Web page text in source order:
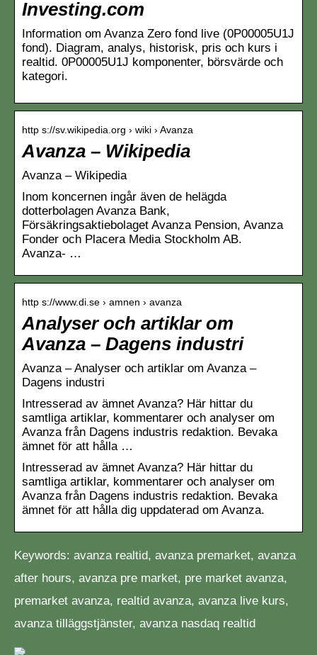
Investing.com
Information om Avanza Zero fond live (0P00005U1J
fond). Diagram, analys, historisk, pris och kurs i
realtid. 0P00005U1J komponenter, börsvärde och
kategori.
http s://sv.wikipedia.org › wiki › Avanza
Avanza – Wikipedia
Avanza – Wikipedia
Inom koncernen ingår även de helägda
dotterbolagen Avanza Bank,
Försäkringsaktiebolaget Avanza Pension, Avanza
Fonder och Placera Media Stockholm AB.
Avanza- …
http s://www.di.se › amnen › avanza
Analyser och artiklar om
Avanza – Dagens industri
Avanza – Analyser och artiklar om Avanza –
Dagens industri
Intresserad av ämnet Avanza? Här hittar du
samtliga artiklar, kommentarer och analyser om
Avanza från Dagens industris redaktion. Bevaka
ämnet för att hålla …
Intresserad av ämnet Avanza? Här hittar du
samtliga artiklar, kommentarer och analyser om
Avanza från Dagens industris redaktion. Bevaka
ämnet för att hålla dig uppdaterad om Avanza.
Keywords: avanza realtid, avanza premarket, avanza
after hours, avanza pre market, pre market avanza,
premarket avanza, realtid avanza, avanza live kurs,
avanza tilläggstjänster, avanza nasdaq realtid